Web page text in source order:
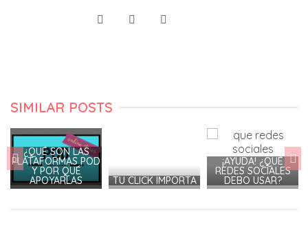
SIMILAR POSTS
¿QUÉ SON LAS
PLATAFORMAS POD
Y POR QUÉ
APOYARLAS TU CLICK IMPORTA
¡AYUDA! ¿QUÉ
REDES SOCIALES
DEBO USAR?